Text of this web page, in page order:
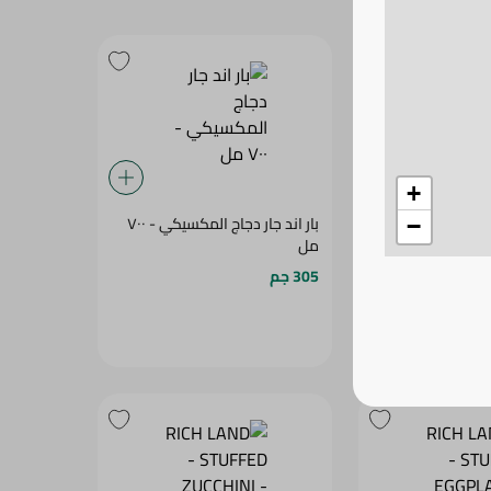
بار اند جار فولى لودد كينوا - 700 بار اند جار دجاج المكسيكي - ٧٠٠
مل
305 جم
+
−